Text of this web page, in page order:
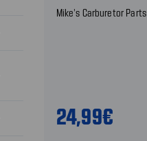
Mike's Carburetor Parts
24,99€